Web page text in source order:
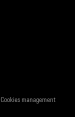
Cookies management